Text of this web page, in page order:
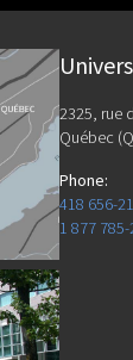
2325, rue
Québec
Phone:
418 656-
1 877